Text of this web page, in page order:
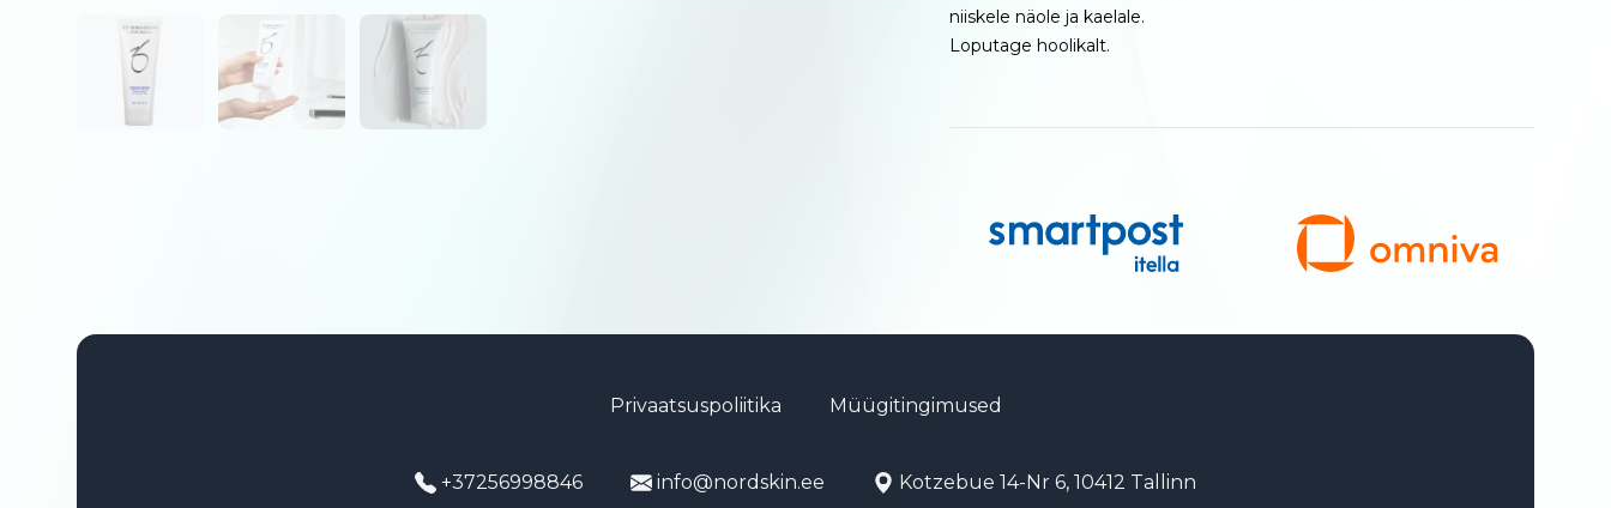
niiskele näole ja kaelale.
Loputage hoolikalt.
Privaatsuspoliitika Müügitingimused
+37256998846 info@nordskin.ee Kotzebue 14-Nr 6, 10412 Tallinn